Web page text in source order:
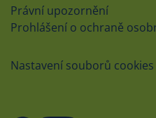
Právní upozornění
Prohlášení o ochraně
Nastavení souborů cookies